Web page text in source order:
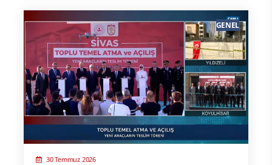
30 Temmuz 2026
GENEL